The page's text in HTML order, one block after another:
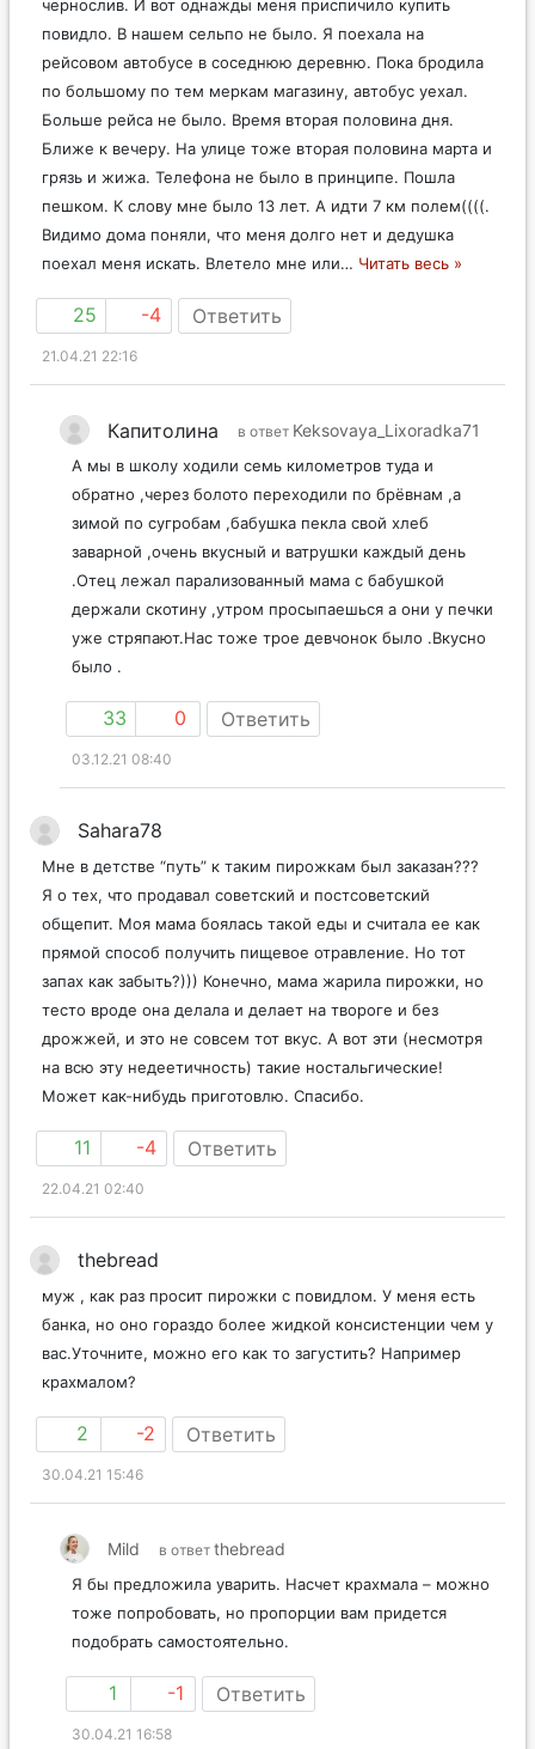
чернослив. И вот однажды меня приспичило купить
повидло. В нашем сельпо не было. Я поехала на
рейсовом автобусе в соседнюю деревню. Пока бродила
по большому по тем меркам магазину, автобус уехал.
Больше рейса не было. Время вторая половина дня.
Ближе к вечеру. На улице тоже вторая половина марта и
грязь и жижа. Телефона не было в принципе. Пошла
пешком. К слову мне было 13 лет. А идти 7 км полем((((.
Видимо дома поняли, что меня долго нет и дедушка
поехал меня искать. Влетело мне или… Читать весь »
25 -4 Ответить
21.04.21 22:16
Капитолина в ответ Keksovaya_Lixoradka71
А мы в школу ходили семь километров туда и
обратно ,через болото переходили по брёвнам ,а
зимой по сугробам ,бабушка пекла свой хлеб
заварной ,очень вкусный и ватрушки каждый день
.Отец лежал парализованный мама с бабушкой
держали скотину ,утром просыпаешься а они у печки
уже стряпают.Нас тоже трое девчонок было .Вкусно
было .
33 0 Ответить
03.12.21 08:40
Sahara78
Мне в детстве “путь” к таким пирожкам был заказан???
Я о тех, что продавал советский и постсоветский
общепит. Моя мама боялась такой еды и считала ее как
прямой способ получить пищевое отравление. Но тот
запах как забыть?))) Конечно, мама жарила пирожки, но
тесто вроде она делала и делает на твороге и без
дрожжей, и это не совсем тот вкус. А вот эти (несмотря
на всю эту недеетичность) такие ностальгические!
Может как-нибудь приготовлю. Спасибо.
11 -4 Ответить
22.04.21 02:40
thebread
муж , как раз просит пирожки с повидлом. У меня есть
банка, но оно гораздо более жидкой консистенции чем у
вас.Уточните, можно его как то загустить? Например
крахмалом?
2 -2 Ответить
30.04.21 15:46
Mild в ответ thebread
Я бы предложила уварить. Насчет крахмала – можно
тоже попробовать, но пропорции вам придется
подобрать самостоятельно.
1 -1 Ответить
30.04.21 16:58